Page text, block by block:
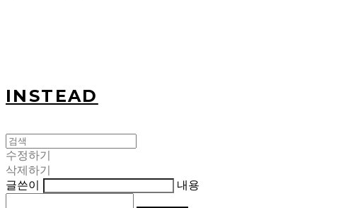
INSTEAD
수정하기
삭제하기
글쓴이
내용